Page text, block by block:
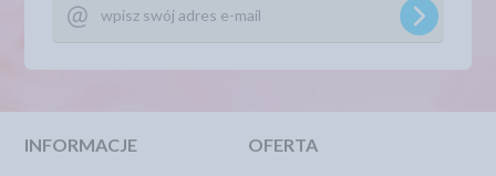
INFORMACJE OFERTA